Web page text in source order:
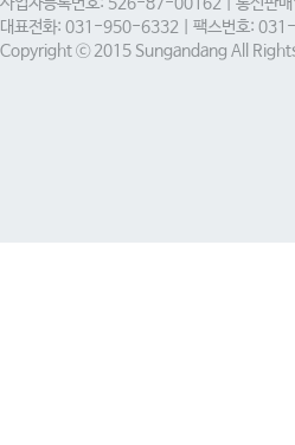
대표전화: 031-950-6332 | 팩스번호:
Copyright ⓒ 2015 Sungandang All